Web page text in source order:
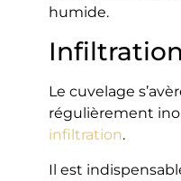
humide.
Le cuvelage
régulièrement
infiltration.
Il est